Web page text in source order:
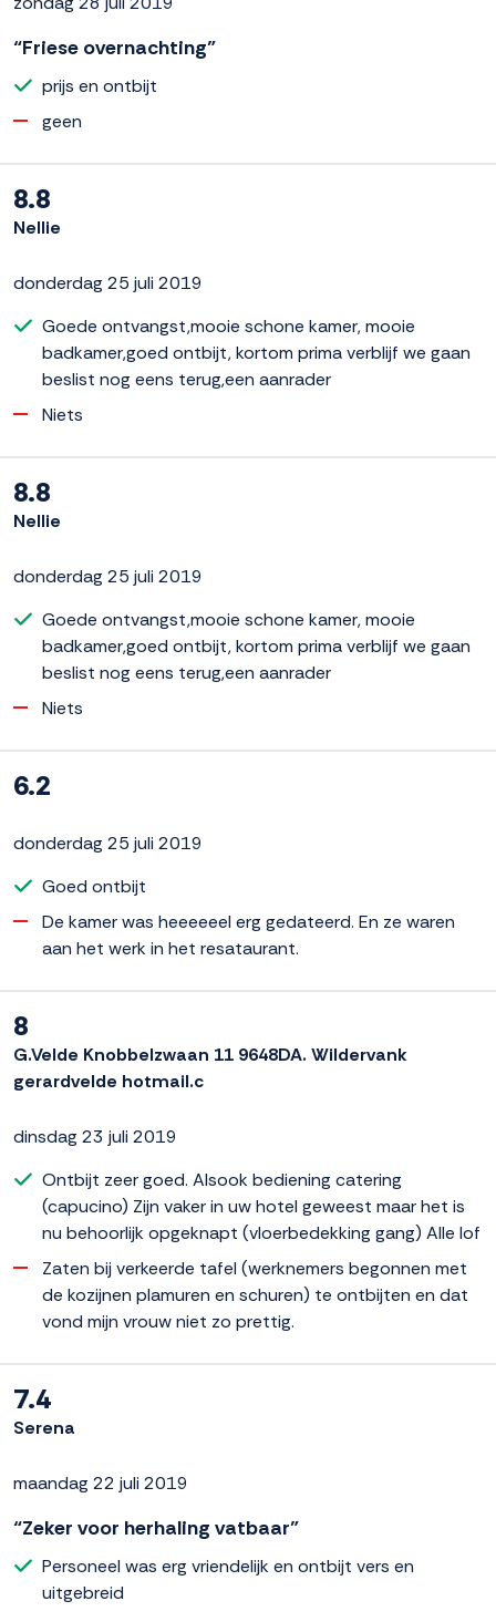
“Friese overnachting”
prijs en ontbijt
geen
8.8
Nellie
donderdag 25 juli 2019
Goede ontvangst,mooie schone kamer, mooie
badkamer,goed ontbijt, kortom prima verblijf we gaan
beslist nog eens terug,een aanrader
Niets
8.8
Nellie
donderdag 25 juli 2019
Goede ontvangst,mooie schone kamer, mooie
badkamer,goed ontbijt, kortom prima verblijf we gaan
beslist nog eens terug,een aanrader
Niets
6.2
donderdag 25 juli 2019
Goed ontbijt
De kamer was heeeeeel erg gedateerd. En ze waren
aan het werk in het resataurant.
8
G.Velde Knobbelzwaan 11 9648DA. Wildervank
gerardvelde hotmail.c
dinsdag 23 juli 2019
Ontbijt zeer goed. Alsook bediening catering
(capucino) Zijn vaker in uw hotel geweest maar het is
nu behoorlijk opgeknapt (vloerbedekking gang) Alle lof
Zaten bij verkeerde tafel (werknemers begonnen met
de kozijnen plamuren en schuren) te ontbijten en dat
vond mijn vrouw niet zo prettig.
7.4
Serena
maandag 22 juli 2019
“Zeker voor herhaling vatbaar”
Personeel was erg vriendelijk en ontbijt vers en
uitgebreid